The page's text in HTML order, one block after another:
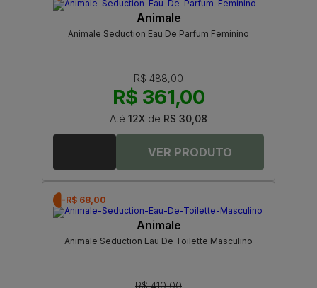
Animale
Animale Seduction Eau De Parfum Feminino
R$ 488,00
R$ 361,00
Até 12X de R$ 30,08
-R$ 68,00
Animale
Animale Seduction Eau De Toilette Masculino